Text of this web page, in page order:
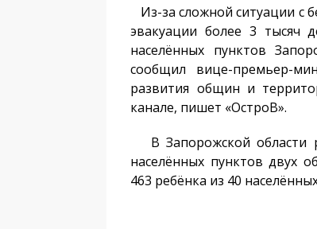
Из-за сложной ситуации с
эвакуации более 3 тысяч
населённых пунктов
сообщил вице-премьер-
развития общин и
канале, пишет «ОстроВ».
В Запорожской области
населённых пунктов двух
463 ребёнка из 40